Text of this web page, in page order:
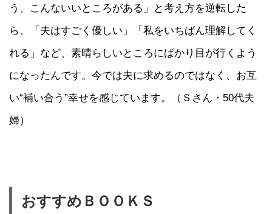
う、こんないいところがある」と考え方を逆転した
ら、「夫はすごく優しい」「私をいちばん理解してく
れる」など、素晴らしいところにばかり目が行くよう
になったんです。今では夫に求めるのではなく、お互
い“補い合う”幸せを感じています。（Ｓさん・50代夫
婦）
おすすめＢＯＯＫＳ